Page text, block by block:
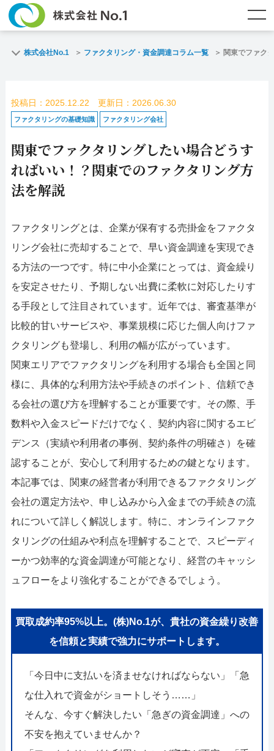
ファクタリングとは？
よくある質問 ファクタリング・資金調達コラム
企業情報 お問い合わせ
名古屋支店HP 福岡支店HP
お問合せ
査定依頼
お問い合わせ
052-414-4107 092-419-2433
おすすめ記事
ファクタリングで通りやすい会社はどういう会社？
株式会社No.1 ファクタリング・資金調達コラム一覧 関東でファク
投稿日：2025.12.22 更新日：2026.06.30
ファクタリングの基礎知識 ファクタリング会社
関東でファクタリングしたい場合どうす
ればいい！？関東でのファクタリング方
法を解説
ファクタリングとは、企業が保有する売掛金をファクタ
リング会社に売却することで、早い資金調達を実現でき
る方法の一つです。特に中小企業にとっては、資金繰り
を安定させたり、予期しない出費に柔軟に対応したりす
る手段として注目されています。近年では、審査基準が
比較的甘いサービスや、事業規模に応じた個人向けファ
クタリングも登場し、利用の幅が広がっています。
関東エリアでファクタリングを利用する場合も全国と同
様に、具体的な利用方法や手続きのポイント、信頼でき
る会社の選び方を理解することが重要です。その際、手
数料や入金スピードだけでなく、契約内容に関するエビ
デンス（実績や利用者の事例、契約条件の明確さ）を確
認することが、安心して利用するための鍵となります。
本記事では、関東の経営者が利用できるファクタリング
会社の選定方法や、申し込みから入金までの手続きの流
れについて詳しく解説します。特に、オンラインファク
タリングの仕組みや利点を理解することで、スピーディ
ーかつ効率的な資金調達が可能となり、経営のキャッシ
ュフローをより強化することができるでしょう。
買取成約率95%以上。(株)No.1が、貴社の資金繰り改善
を信頼と実績で強力にサポートします。
「今日中に支払いを済ませなければならない」「急
な仕入れで資金がショートしそう……」
そんな、今すぐ解決したい「急ぎの資金調達」への
不安を抱えていませんか？